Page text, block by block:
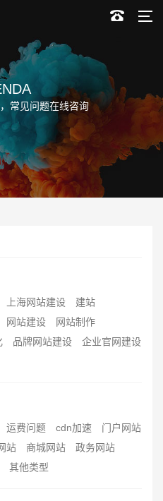
常见问题在线咨询
上海网站建设
建站
网站建设
网站制作
品牌网站建设
企业官网建设
运费问题 cdn加速
门户网站
站 商城网站
政务网站
其他类型